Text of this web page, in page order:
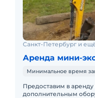
Санкт-Петербург и
Аренда мини-
Минимальное время
Предоставим в
дополнительным